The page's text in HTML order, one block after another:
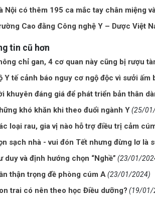
Nội có thêm 195 ca mắc tay chân miệng
Cao đằng Công nghệ Y – Dược Việt
tin cũ hơn
chỉ gan, 4 cơ quan này cũng bị rượu
Y tế cảnh báo nguy cơ ngộ độc vì sưởi ấm
khuyên đáng giá để phát triển bản thân
khó khăn khi theo đuổi ngành Y(25/
loại rau, gia vị nào hỗ trợ điều trị cảm
sạch nhà - vui đón Tết nhưng đừng lơ là
duy và định hướng chọn “Nghề” (23/01/
thận trọng đề phòng cúm A(23/01/2024)
trai có nên theo học Điều dưỡng? (19/01/